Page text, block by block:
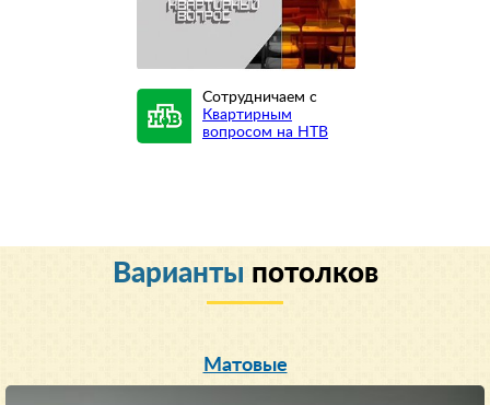
Сотрудничаем с
Квартирным
вопросом на НТВ
Варианты потолков
Матовые